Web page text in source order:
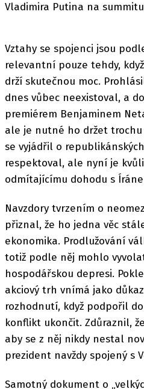
Vladimira Putina na
Vztahy se spojenci jsou
relevantní pouze tehdy,
drží skutečnou moc.
dnes vůbec neexistoval, a
premiérem Benjaminem
ale je nutné ho držet trochu
se vyjádřil o
respektoval, ale nyní je
odmítajícímu dohodu s
Navzdory tvrzením o
přiznal, že ho jedna věc
ekonomika. Prodlužování
totiž podle něj mohlo
hospodářskou depresi.
akciový trh vnímá jako
rozhodnutí, když podpořil
konflikt ukončit. Zdůraznil,
aby se z něj nikdy nestal
prezident navždy spojený s
Samotný dokument o